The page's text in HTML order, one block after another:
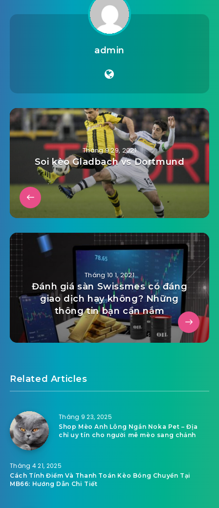
admin
Tháng 9 29, 2021
Soi kèo Gladbach vs Dortmund
Tháng 10 1, 2021
Đánh giá sàn Swissmes có đáng
giao dịch hay không? Những
thông tin bạn cần nắm
Related Articles
Tháng 9 23, 2025
Shop Mèo Anh Lông Ngắn Noka Pet – Địa
chỉ uy tín cho người mê mèo sang chảnh
Tháng 4 21, 2025
Cách Tính Điểm Và Thanh Toán Kèo Bóng Chuyền Tại
MB66: Hướng Dẫn Chi Tiết